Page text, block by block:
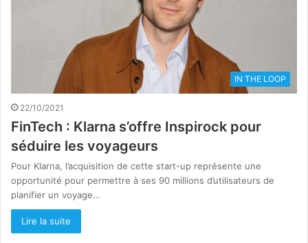
IN THE LOOP
22/10/2021
FinTech : Klarna s’offre Inspirock pour
séduire les voyageurs
Pour Klarna, l’acquisition de cette start-up représente une
opportunité pour permettre à ses 90 millions d’utilisateurs de
planifier un voyage…
Lire la suite